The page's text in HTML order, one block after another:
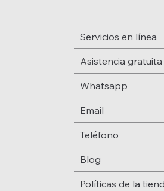
Servicios en línea
Asistencia gratuita
Whatsapp
Email
Teléfono
Blog
Políticas de la